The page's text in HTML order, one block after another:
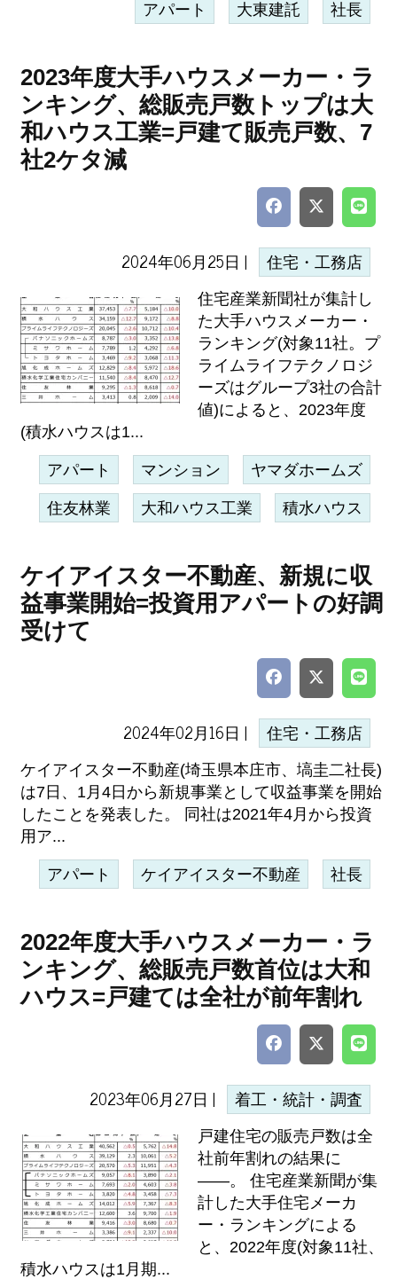
アパート 大東建託 社長
2023年度大手ハウスメーカー・ラ
ンキング、総販売戸数トップは大
和ハウス工業=戸建て販売戸数、7
社2ケタ減
2024年06月25日 | 住宅・工務店
住宅産業新聞社が集計し
た大手ハウスメーカー・
ランキング(対象11社。プ
ライムライフテクノロジ
ーズはグループ3社の合計
値)によると、2023年度
(積水ハウスは1...
アパート マンション ヤマダホームズ
住友林業 大和ハウス工業 積水ハウス
ケイアイスター不動産、新規に収
益事業開始=投資用アパートの好調
受けて
2024年02月16日 | 住宅・工務店
ケイアイスター不動産(埼玉県本庄市、塙圭二社長)
は7日、1月4日から新規事業として収益事業を開始
したことを発表した。 同社は2021年4月から投資
用ア...
アパート ケイアイスター不動産 社長
2022年度大手ハウスメーカー・ラ
ンキング、総販売戸数首位は大和
ハウス=戸建ては全社が前年割れ
2023年06月27日 | 着工・統計・調査
戸建住宅の販売戸数は全
社前年割れの結果に
――。 住宅産業新聞が集
計した大手住宅メーカ
ー・ランキングによる
と、2022年度(対象11社、
積水ハウスは1月期...